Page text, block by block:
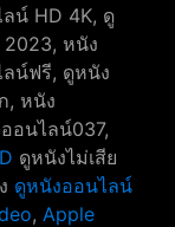
น์ HD 4K, ดู
หนัง
น์ฟรี, ดูหนัง
, หนัง
อนไลน์037,
ดูหนังไม่เสีย
ดูหนังออนไลน์
, Apple